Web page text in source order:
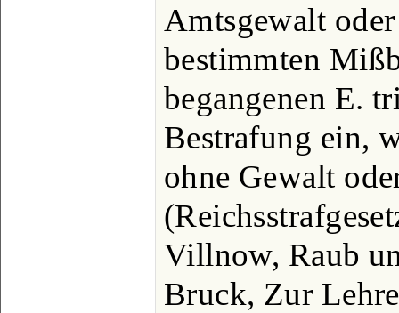
Amtsgewalt
bestimmten
begangenen E.
Bestrafung ein,
ohne Gewalt
Villnow, Raub
Bruck, Zur